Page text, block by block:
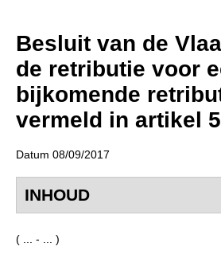
Besluit van de
de retributie voor
bijkomende
vermeld in artikel
Datum 08/09/2017
INHOUD
( ... - ... )